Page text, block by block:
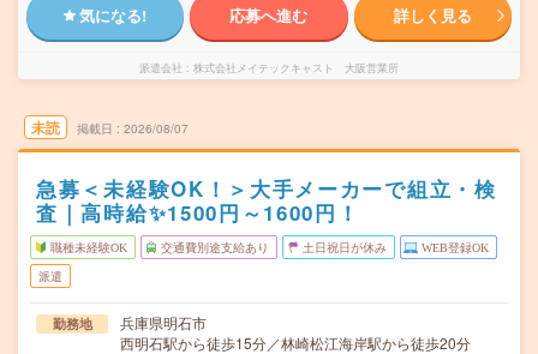
気になる! 応募へ進む 詳しく見る
派遣会社 株式会社メイテックキャスト 大阪営業所
未読 掲載日 2026/08/07
急募＜未経験OK！＞大手メーカーで組立・検
査｜高時給✨1500円～1600円！
職種未経験OK 交通費別途支給あり 土日祝日が休み WEB登録OK
派遣
勤務地
兵庫県明石市
西明石駅から徒歩15分／林崎松江海岸駅から徒歩20分